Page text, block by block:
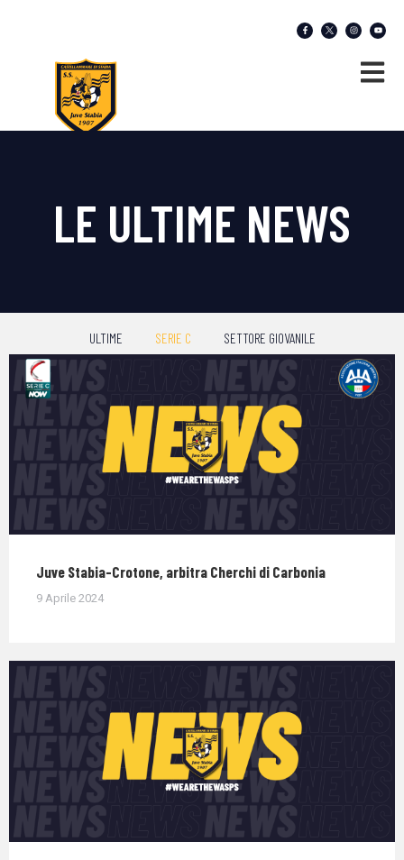
LE ULTIME NEWS
ULTIME SERIE C SETTORE GIOVANILE
Juve Stabia-Crotone, arbitra Cherchi di Carbonia
9 Aprile 2024